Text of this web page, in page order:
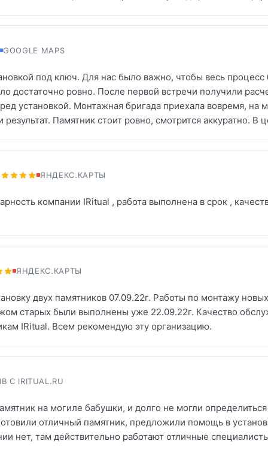
GOOGLE MAPS
под ключ. Для нас было важно, чтобы весь
достаточно ровно. После первой встречи получили
установкой. Монтажная бригада приехала вовремя, на
Памятник стоит ровно, смотрится аккуратно.
ЯНДЕКС.КАРТЫ
компании IRitual , работа выполнена в срок ,
ЯНДЕКС.КАРТЫ
двух памятников 07.09.22г. Работы по монтажу
старых были выполнены уже 22.09.22г. Качество
IRitual. Всем рекомендую эту организацию.
С IRITUAL.RU
на могиле бабушки, и долго не могли
отличный памятник, предложили помощь в
нет, там действительно работают отличные